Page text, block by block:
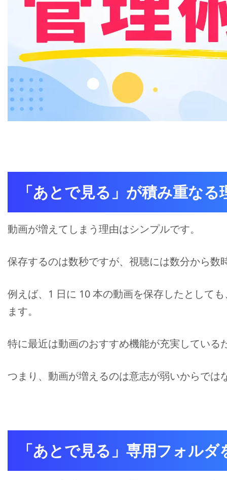
「あとで見る」が積み重なる
動画が増えてしまう理由はシンプルです。
保存するのは数秒ですが、視聴には数分から数
例えば、1 日に 10 本の動画を保存したとして
ます。
特に最近は動画のおすすめ機能が充実してい
つまり、動画が増えるのは意志が弱いからで
「あとで見る」専用フォルダ